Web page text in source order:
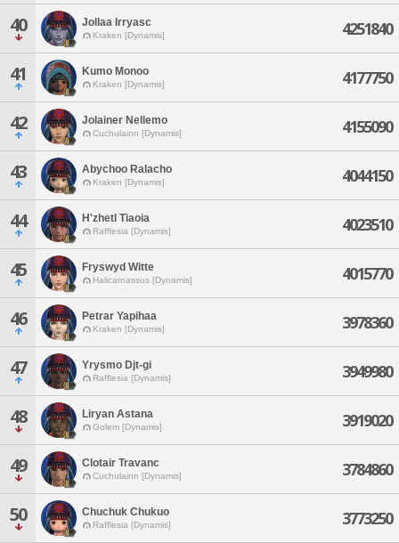
40 Jollaa Irryasc
Kraken [Dynamis] 4251840
41 Kumo Monoo
Kraken [Dynamis] 4177750
42 Jolainer Nellemo
Cuchulainn [Dynamis] 4155090
43 Abychoo Ralacho
Kraken [Dynamis] 4044150
44 H'zhetl Tiaoia
Rafflesia [Dynamis] 4023510
45 Fryswyd Witte
Halicarnassus [Dynamis] 4015770
46 Petrar Yapihaa
Kraken [Dynamis] 3978360
47 Yrysmo Djt-gi
Rafflesia [Dynamis] 3949980
48 Liryan Astana
Golem [Dynamis] 3919020
49 Clotair Travanc
Cuchulainn [Dynamis] 3784860
50 Chuchuk Chukuo
Rafflesia [Dynamis] 3773250